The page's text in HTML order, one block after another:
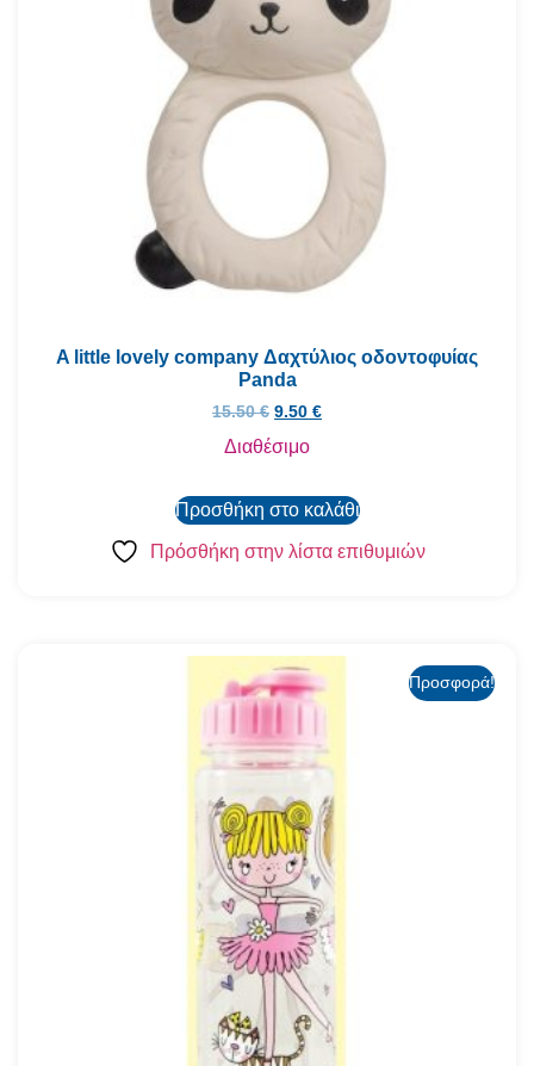
A little lovely company Δαχτύλιος οδοντοφυίας
Panda
15.50€ 9.50 €
Διαθέσιμο
Προσθήκη στο καλάθι
Πρόσθήκη στην λίστα επιθυμιών
Προσφορά!